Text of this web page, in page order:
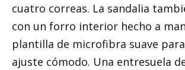
cuatro correas. La sandalia
con un forro interior hecho a
plantilla de microfibra suave
ajuste cómodo. Una entresuela